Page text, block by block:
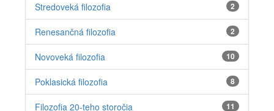
Stredoveká filozofia 2
Renesančná filozofia 2
Novoveká filozofia 10
Poklasická filozofia 8
Filozofia 20-teho storočia 11